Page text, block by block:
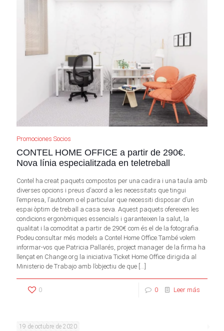
Promociones Socios
CONTEL HOME OFFICE a partir de 290€.
Nova línia especialitzada en teletreball
Contel ha creat paquets compostos per una cadira i una taula amb
diverses opcions i preus d’acord a les necessitats que tingui
l’empresa, l’autònom o el particular que necessiti disposar d’un
espai òptim de treball a casa seva. Aquest paquets ofereixen les
condicions ergonòmiques essencials i garanteixen la salut, la
qualitat i la comoditat a partir de 290€ com és el de la fotografia.
Podeu consultar més models a Contel Home Office.També volem
informar-vos que Patricia Pallarés, project manager de la firma ha
llençat en Change.org la iniciativa Ticket Home Office dirigida al
Ministerio de Trabajo amb l’objectiu de que […]
0 0 Leer más
19 de octubre de 2020